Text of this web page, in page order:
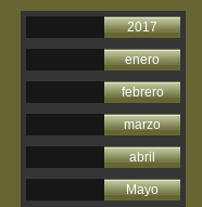
2017
enero
febrero
marzo
abril
Mayo